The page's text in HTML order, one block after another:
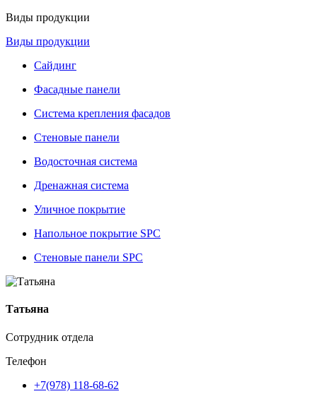
Виды продукции
Виды продукции
Сайдинг
Фасадные панели
Система крепления фасадов
Стеновые панели
Водосточная система
Дренажная система
Уличное покрытие
Напольное покрытие SPC
Стеновые панели SPC
Татьяна
Сотрудник отдела
Телефон
+7(978) 118-68-62